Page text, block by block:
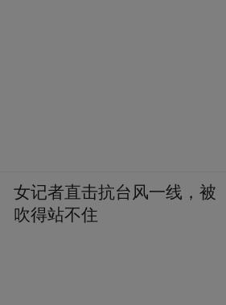
女记者直击抗台风一线，被
吹得站不住